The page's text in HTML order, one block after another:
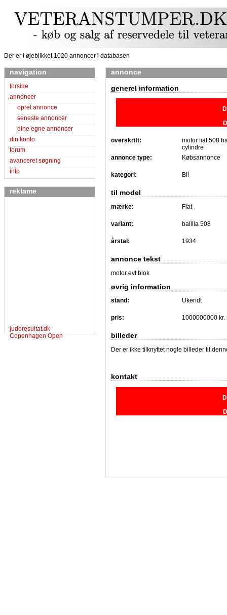
Der er i øjeblikket 1020 annoncer i databasen
navigation
forside
annoncer
opret annonce
seneste annoncer
dine egne annoncer
din konto
forum
avanceret søgning
info
reklame
judoresultat.dk
Copenhagen Open
annonce
generel information
overskrift:
motor fiat 508
cylindre
annonce type:
Købsannonce
kategori: Bil
til model
mærke: Fiat
variant: ballila 508
årstal: 1934
annonce tekst
motor evt blok
øvrig information
stand: Ukendt
pris: 1000000000 kr.
billeder
Der er ikke tilknyttet nogle billeder til
kontakt